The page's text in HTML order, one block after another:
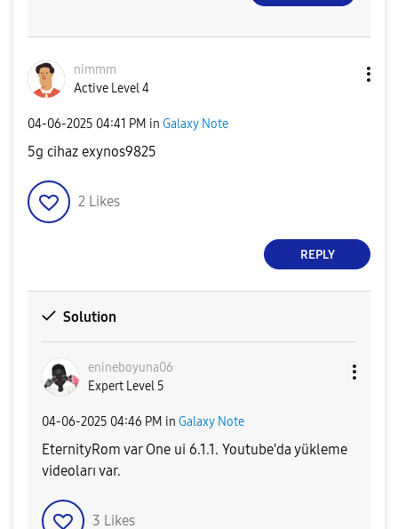
nimmm
Active Level 4
‎04-06-2025 04:41 PM in Galaxy Note
5g cihaz exynos9825
2 Likes
REPLY
Solution
enineboyuna06
Expert Level 5
‎04-06-2025 04:46 PM in Galaxy Note
EternityRom var One ui 6.1.1. Youtube'da yükleme
videoları var.
3 Likes